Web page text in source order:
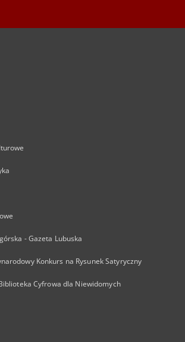
- Gazeta Lubuska
Konkurs na Rysunek Satyryczny
Cyfrowa dla Niewidomych